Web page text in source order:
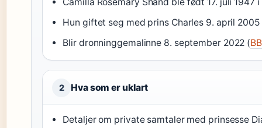
Hun giftet seg med prins Charles 9. april 2005
Blir dronninggemalinne 8. september 2022 (
2 Hva som er uklart
Detaljer om private samtaler med prinsesse